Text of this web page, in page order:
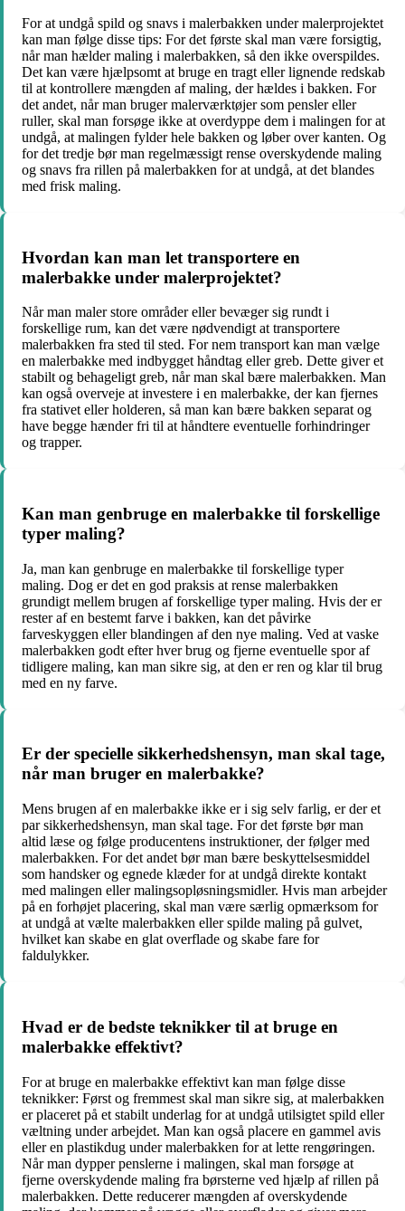
For at undgå spild og snavs i malerbakken under malerprojektet
kan man følge disse tips: For det første skal man være forsigtig,
når man hælder maling i malerbakken, så den ikke overspildes.
Det kan være hjælpsomt at bruge en tragt eller lignende redskab
til at kontrollere mængden af maling, der hældes i bakken. For
det andet, når man bruger malerværktøjer som pensler eller
ruller, skal man forsøge ikke at overdyppe dem i malingen for at
undgå, at malingen fylder hele bakken og løber over kanten. Og
for det tredje bør man regelmæssigt rense overskydende maling
og snavs fra rillen på malerbakken for at undgå, at det blandes
med frisk maling.
Hvordan kan man let transportere en
malerbakke under malerprojektet?
Når man maler store områder eller bevæger sig rundt i
forskellige rum, kan det være nødvendigt at transportere
malerbakken fra sted til sted. For nem transport kan man vælge
en malerbakke med indbygget håndtag eller greb. Dette giver et
stabilt og behageligt greb, når man skal bære malerbakken. Man
kan også overveje at investere i en malerbakke, der kan fjernes
fra stativet eller holderen, så man kan bære bakken separat og
have begge hænder fri til at håndtere eventuelle forhindringer
og trapper.
Kan man genbruge en malerbakke til forskellige
typer maling?
Ja, man kan genbruge en malerbakke til forskellige typer
maling. Dog er det en god praksis at rense malerbakken
grundigt mellem brugen af forskellige typer maling. Hvis der er
rester af en bestemt farve i bakken, kan det påvirke
farveskyggen eller blandingen af den nye maling. Ved at vaske
malerbakken godt efter hver brug og fjerne eventuelle spor af
tidligere maling, kan man sikre sig, at den er ren og klar til brug
med en ny farve.
Er der specielle sikkerhedshensyn, man skal tage,
når man bruger en malerbakke?
Mens brugen af ​​en malerbakke ikke er i sig selv farlig, er der et
par sikkerhedshensyn, man skal tage. For det første bør man
altid læse og følge producentens instruktioner, der følger med
malerbakken. For det andet bør man bære beskyttelsesmiddel
som handsker og egnede klæder for at undgå direkte kontakt
med malingen eller malingsopløsningsmidler. Hvis man arbejder
på en forhøjet placering, skal man være særlig opmærksom for
at undgå at vælte malerbakken eller spilde maling på gulvet,
hvilket kan skabe en glat overflade og skabe fare for
faldulykker.
Hvad er de bedste teknikker til at bruge en
malerbakke effektivt?
For at bruge en malerbakke effektivt kan man følge disse
teknikker: Først og fremmest skal man sikre sig, at malerbakken
er placeret på et stabilt underlag for at undgå utilsigtet spild eller
væltning under arbejdet. Man kan også placere en gammel avis
eller en plastikdug under malerbakken for at lette rengøringen.
Når man dypper penslerne i malingen, skal man forsøge at
fjerne overskydende maling fra børsterne ved hjælp af rillen på
malerbakken. Dette reducerer mængden af overskydende